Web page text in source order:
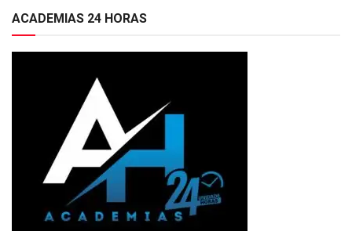
ACADEMIAS 24 HORAS